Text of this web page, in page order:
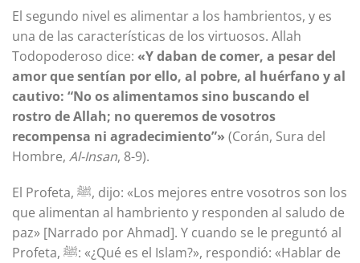
El segundo nivel es alimentar a los hambrientos, y es
una de las características de los virtuosos. Allah
Todopoderoso dice: «Y daban de comer, a pesar del
amor que sentían por ello, al pobre, al huérfano y al
cautivo: “No os alimentamos sino buscando el
rostro de Allah; no queremos de vosotros
recompensa ni agradecimiento”» (Corán, Sura del
Hombre, Al-Insan, 8-9).
El Profeta, ﷺ, dijo: «Los mejores entre vosotros son los
que alimentan al hambriento y responden al saludo de
paz» [Narrado por Ahmad]. Y cuando se le preguntó al
Profeta, ﷺ: «¿Qué es el Islam?», respondió: «Hablar de